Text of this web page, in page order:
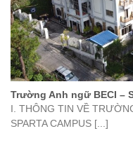
Trường Anh ngữ BECI –
I. THÔNG TIN VỀ
SPARTA CAMPUS [...]